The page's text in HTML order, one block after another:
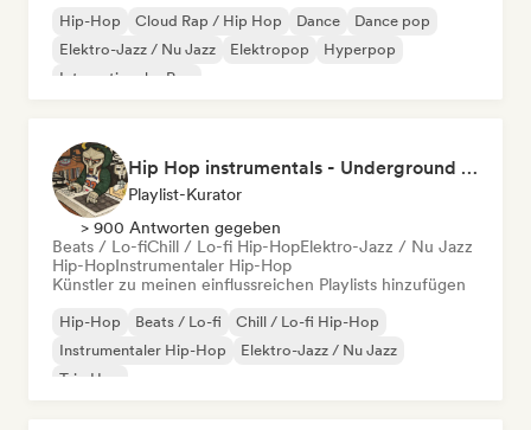
Hip-Hop Cloud Rap / Hip Hop Dance
Dance pop
Elektro-Jazz / Nu Jazz
Elektropop
Hyperpop
Internationaler Pop
Hip Hop instrumentals - Underground boombap & Lo Fi Hip Hop (by Snaap)
Playlist-Kurator
> 900 Antworten gegeben
Beats / Lo-fiChill / Lo-fi Hip-HopElektro-Jazz / Nu Jazz
Hip-HopInstrumentaler Hip-Hop
Künstler zu meinen einflussreichen Playlists hinzufügen
Hip-Hop Beats / Lo-fi
Chill / Lo-fi Hip-Hop
Instrumentaler Hip-Hop
Elektro-Jazz / Nu Jazz
Trip Hop